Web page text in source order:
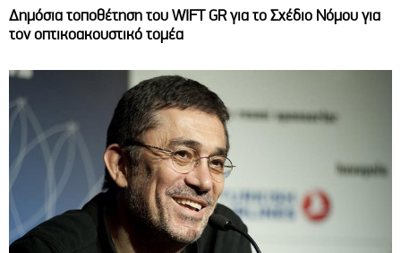
Δημόσια τοποθέτηση του WIFT GR για το Σχέδιο Νόμου για
τον οπτικοακουστικό τομέα